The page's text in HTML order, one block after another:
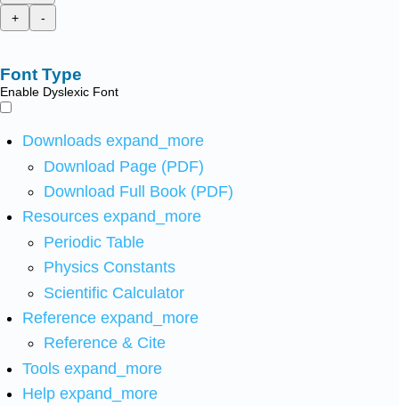
+
-
Font Type
Enable Dyslexic Font
Downloads expand_more
Download Page (PDF)
Download Full Book (PDF)
Resources expand_more
Periodic Table
Physics Constants
Scientific Calculator
Reference expand_more
Reference & Cite
Tools expand_more
Help expand_more